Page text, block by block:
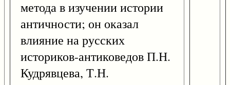
метода в изучении истории
античности; он оказал
влияние на русских
историков-антиковедов П.Н.
Кудрявцева, Т.Н.